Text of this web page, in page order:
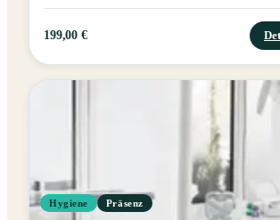
Nachricht: Eine Begehung ist planbar. Mit
Rollen und Countdown-Plan.
199,00 €
Hygiene Präsenz